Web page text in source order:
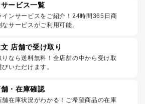
ービス一覧
インサービスをご紹介！24時間365日商
サービスがご利用可能。
店舗で受け取り
りなら送料無料！全店舗の中から受け取
いただけます。
・在庫確認
舗在庫状況がわかる！ご希望商品の在庫